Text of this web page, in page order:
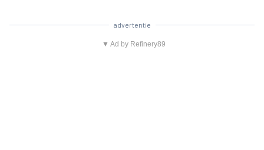
advertentie
▼ Ad by Refinery89